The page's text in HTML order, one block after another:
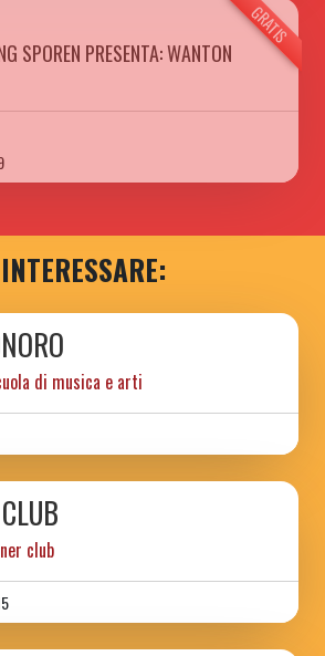
GRATIS
SPOREN PRESENTA: WANTON
di musica e arti
club